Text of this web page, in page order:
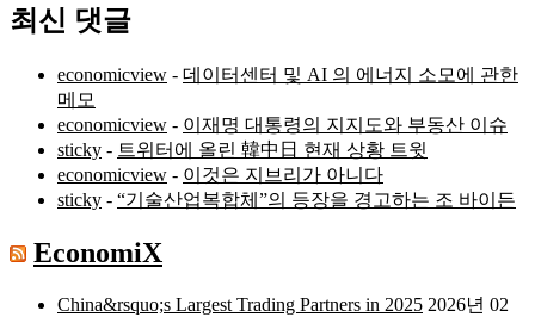
최신 댓글
economicview - 데이터센터 및 AI 의 에너지 소모에 관한
메모
economicview - 이재명 대통령의 지지도와 부동산 이슈
sticky - 트위터에 올린 韓中日 현재 상황 트윗
economicview - 이것은 지브리가 아니다
sticky - “기술산업복합체”의 등장을 경고하는 조 바이든
EconomiX
China&rsquo;s Largest Trading Partners in 2025 2026년 02